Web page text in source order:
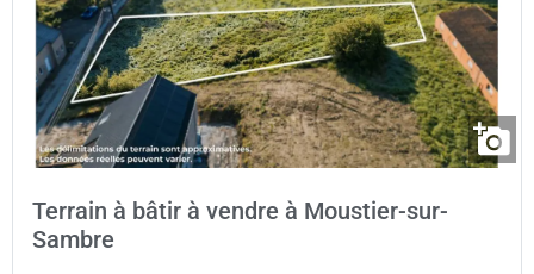
Terrain à bâtir à vendre à Moustier-sur-
Sambre